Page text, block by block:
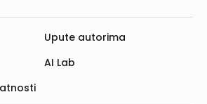
Upute autorima
AI Lab